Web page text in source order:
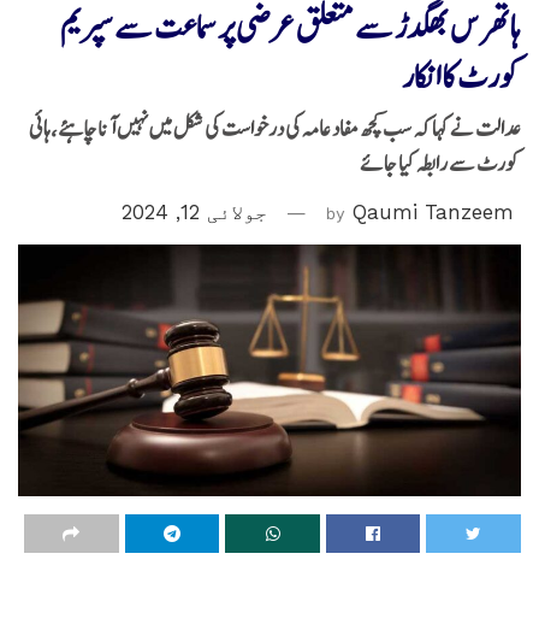
ہاتھرس بھگدڑ سے متعلق عرضی پر سماعت سے سپریم
کورٹ کاانکار
عدالت نے کہا کہ سب کچھ مفاد عامہ کی درخواست کی شکل میں نہیں آنا چاہئے،ہائی
کورٹ سے رابطہ کیا جائے
by Qaumi Tanzeem جولائی 12, 2024